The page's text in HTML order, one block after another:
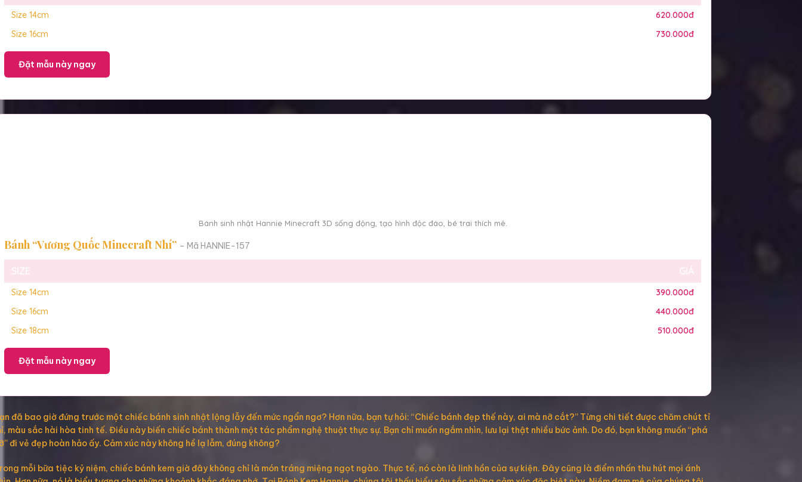
Size 14cm
620.000đ
Size 16cm
730.000đ
Đặt mẫu này ngay
Bánh sinh nhật Hannie Minecraft 3D sống động, tạo hình độc đáo, bé trai thích mê.
Bánh “Vương Quốc Minecraft Nhí” – Mã HANNIE-157
SIZE GIÁ
Size 14cm
390.000đ
Size 16cm
440.000đ
Size 18cm
510.000đ
Đặt mẫu này ngay
đã bao giờ đứng trước một chiếc bánh sinh nhật lộng lẫy đến mức ngẩn ngơ? Hơn nữa, bạn tự hỏi: “Chiếc bánh đẹp thế này, ai mà nỡ cắt?” Từng chi tiết được chăm chút tỉ
màu sắc hài hòa tinh tế. Điều này biến chiếc bánh thành một tác phẩm nghệ thuật thực sự. Bạn chỉ muốn ngắm nhìn, lưu lại thật nhiều bức ảnh. Do đó, bạn không muốn “phá
đi vẻ đẹp hoàn hảo ấy. Cảm xúc này không hề lạ lẫm, đúng không?
mỗi bữa tiệc kỷ niệm, chiếc bánh kem giờ đây không chỉ là món tráng miệng ngọt ngào. Thực tế, nó còn là linh hồn của sự kiện. Đây cũng là điểm nhấn thu hút mọi ánh